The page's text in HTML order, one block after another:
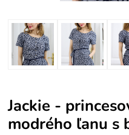
Jackie -
modrého ľanu s